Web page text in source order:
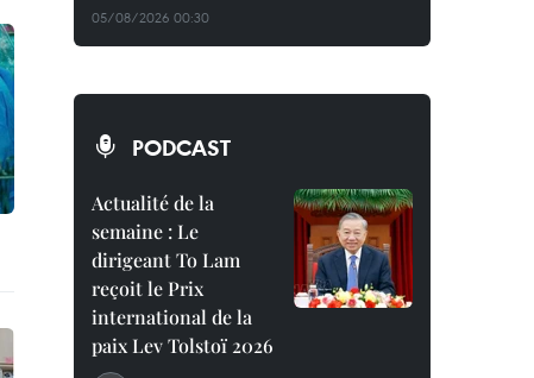
05/08/2026 00:30
PODCAST
Actualité de la
semaine : Le
dirigeant To Lam
reçoit le Prix
international de la
paix Lev Tolstoï 2026